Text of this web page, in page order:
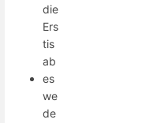
die
Ers
tis
ab
es
we
de